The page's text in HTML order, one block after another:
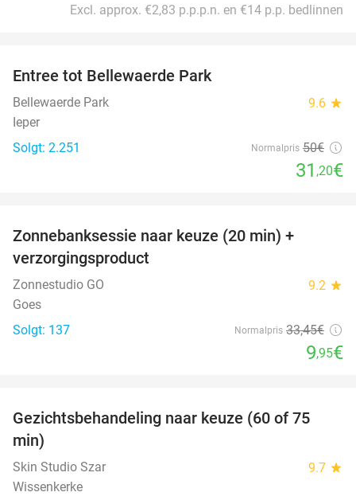
Excl. approx. €2,83 p.p.p.n. en €14 p.p. bedlinnen
Entree tot Bellewaerde Park
Bellewaerde Park 9.6 star
Ieper
Solgt: 2.251
Normalpris 50€
31 ,20€
Zonnebanksessie naar keuze (20 min) +
verzorgingsproduct
Zonnestudio GO 9.2 star
Goes
Solgt: 137
Normalpris 33,45€
9,95€
52%
Gezichtsbehandeling naar keuze (60 of 75
min)
Skin Studio Szar 9.7 star
Wissenkerke